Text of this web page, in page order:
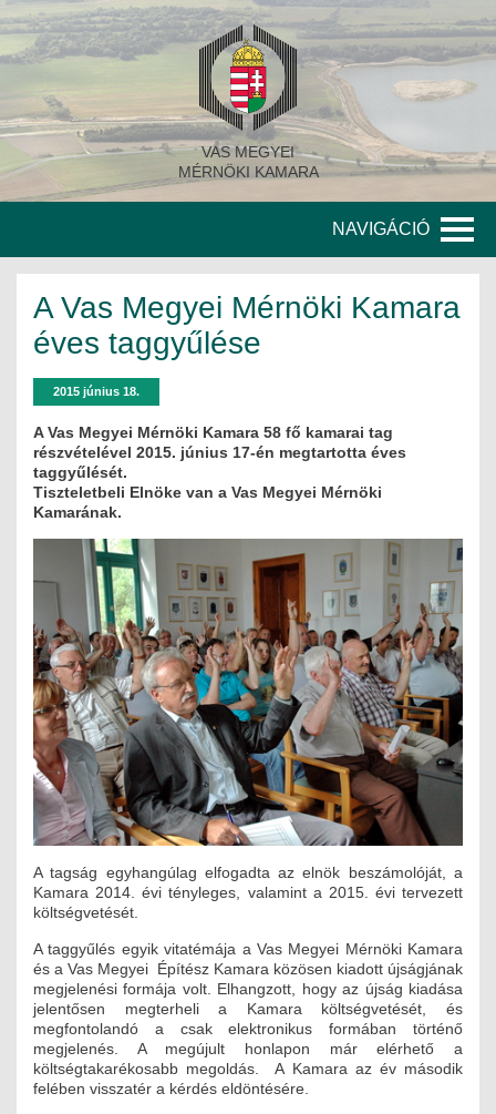
VAS MEGYEI
MÉRNÖKI KAMARA
NAVIGÁCIÓ
A KAMARA TÖRTÉNETE
SZERVEZETI FELÉPÍTÉS
KITÜNTETETT MÉRNÖKÖK
KORÁBBI TISZTSÉGVISELŐK
MŰKÖDÉS
JOGOSULTSÁGOK
IGAZGATÁSI, SZOLGÁLTATÁSI DÍJAK
SZABÁLYZATOK
MŰKÖDÉSI DOKUMENTUMOK
KÖZÉRDEKŰ ADATOK
NYOMTATVÁNYOK
SZAKCSOPORTOK
ELEKTROTECHNIKAI
ÉPÜLETGÉPÉSZETI
GEODÉZIAI ÉS GEOINFORMATIKAI
A Vas Megyei Mérnöki Kamara
éves taggyűlése
2015 június 18.
A Vas Megyei Mérnöki Kamara 58 fő kamarai tag
részvételével 2015. június 17-én megtartotta éves
taggyűlését.
Tiszteletbeli Elnöke van a Vas Megyei Mérnöki
Kamarának.
A tagság egyhangúlag elfogadta az elnök beszámolóját, a
Kamara 2014. évi tényleges, valamint a 2015. évi tervezett
költségvetését.
A taggyűlés egyik vitatémája a Vas Megyei Mérnöki Kamara
és a Vas Megyei Építész Kamara közösen kiadott újságjának
megjelenési formája volt. Elhangzott, hogy az újság kiadása
jelentősen megterheli a Kamara költségvetését, és
megfontolandó a csak elektronikus formában történő
megjelenés. A megújult honlapon már elérhető a
költségtakarékosabb megoldás. A Kamara az év második
felében visszatér a kérdés eldöntésére.